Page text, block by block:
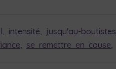
, intensité, jusqu'au-boutistes
, se remettre en cause,